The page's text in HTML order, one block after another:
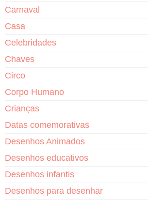
Carnaval
Casa
Celebridades
Chaves
Circo
Corpo Humano
Crianças
Datas comemorativas
Desenhos Animados
Desenhos educativos
Desenhos infantis
Desenhos para desenhar